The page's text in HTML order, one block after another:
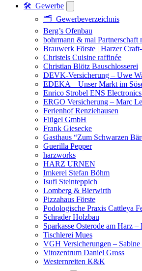
🛠️ Gewerbe
🗂️ Gewerbeverzeichnis
Berg’s Ofenbau
bohrmann & mai Partnerschaft
Brauwerk Förste | Harzer
Christels Cuisine raffinée
Christian Blötz Bauschlosserei
DEVK-Versicherung – Uwe
EDEKA – Unser Markt im
Enrico Strobel ENS
ERGO Versicherung – Marc
Ferienhof Renziehausen
Flügel GmbH
Frank Giesecke
Gasthaus “Zum Schwarzen
Guerilla Pepper
harzworks
HARZ URNEN
Imkerei Stefan Böhm
Isufi Steinteppich
Lomberg & Bierwirth
Pizzahaus Förste
Podologische Praxis Cattleya
Schrader Holzbau
Sparkasse Osterode am Harz –
Tischlerei Mues
VGH Versicherungen –
Vitozentrum Daniel Gross
Westernreiten K&K